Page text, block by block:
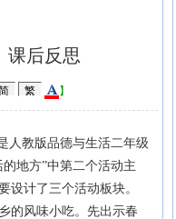
课后反思
】
人教版品德与生活二年级
地方”中第二个活动主
设计了三个活动板块。
风味小吃。先出示春